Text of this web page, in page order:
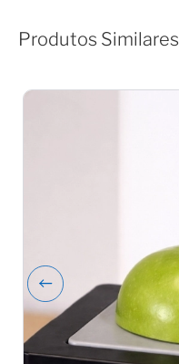
Produtos Similares